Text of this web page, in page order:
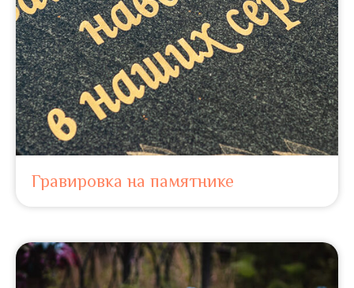
Гравировка на памятнике